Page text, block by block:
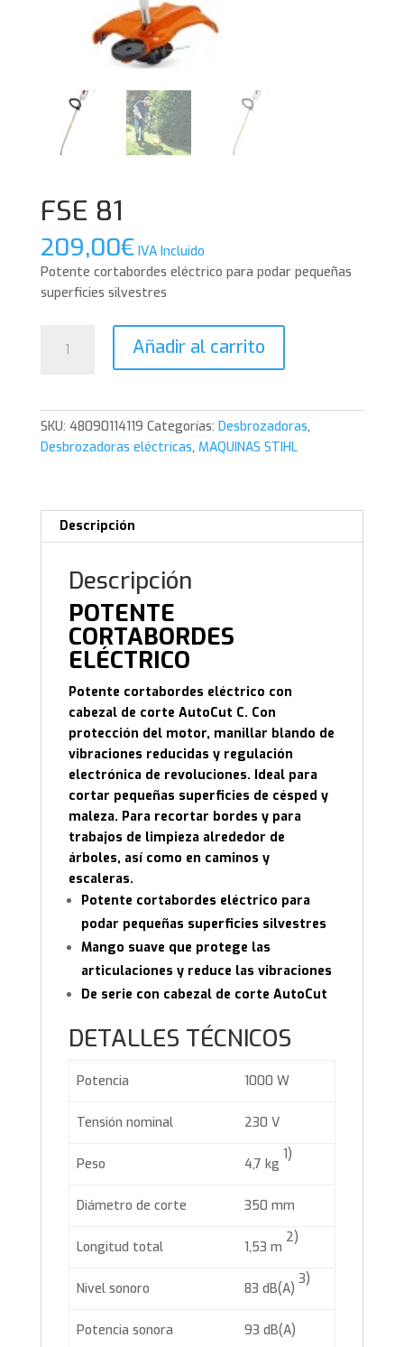
FSE 81
209,00€ IVA Incluido
Potente cortabordes eléctrico para podar pequeñas
superficies silvestres
Añadir al carrito
SKU: 48090114119 Categorías: Desbrozadoras,
Desbrozadoras eléctricas, MAQUINAS STIHL
Descripción
Descripción
POTENTE
CORTABORDES
ELÉCTRICO
Potente cortabordes eléctrico con
cabezal de corte AutoCut C. Con
protección del motor, manillar blando de
vibraciones reducidas y regulación
electrónica de revoluciones. Ideal para
cortar pequeñas superficies de césped y
maleza. Para recortar bordes y para
trabajos de limpieza alrededor de
árboles, así como en caminos y
escaleras.
Potente cortabordes eléctrico para
podar pequeñas superficies silvestres
Mango suave que protege las
articulaciones y reduce las vibraciones
De serie con cabezal de corte AutoCut
DETALLES TÉCNICOS
Potencia 1000 W
Tensión nominal 230 V
Peso 4,7 kg
1)
Diámetro de corte 350 mm
Longitud total 1,53 m
2)
Nivel sonoro 83 dB(A)
3)
Potencia sonora 93 dB(A)